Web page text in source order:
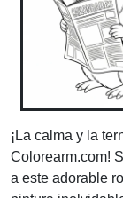
¡La calma y la
Colorearm.com!
a este adorable